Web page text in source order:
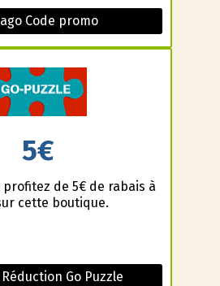
Code promo
5€
profitez de 5€ de rabais à
cette boutique.
Go Puzzle